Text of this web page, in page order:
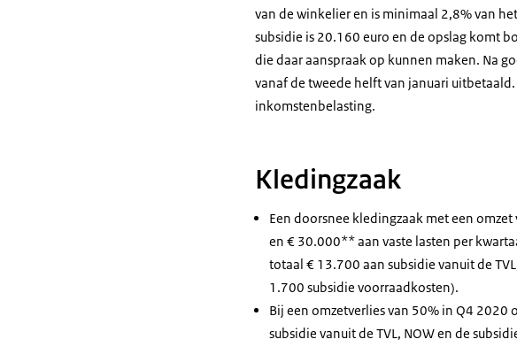
van de winkelier en is minimaal 2,8% van
subsidie is 20.160 euro en de opslag komt
die daar aanspraak op kunnen maken. Na
vanaf de tweede helft van januari
inkomstenbelasting.
Kledingzaak
Een doorsnee kledingzaak met een
en € 30.000** aan vaste lasten per
totaal € 13.700 aan subsidie vanuit de
1.700 subsidie voorraadkosten).
Bij een omzetverlies van 50% in Q4
subsidie vanuit de TVL, NOW en de